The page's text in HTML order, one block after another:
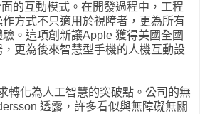
的互動模式。在開發過程中，工程
方式不只適用於視障者，更為所有
。這項創新讓Apple 獲得美國全國
更為後來智慧型手機的人機互動設
轉化為人工智慧的突破點。公司的無
透露，許多看似與無障礙無關